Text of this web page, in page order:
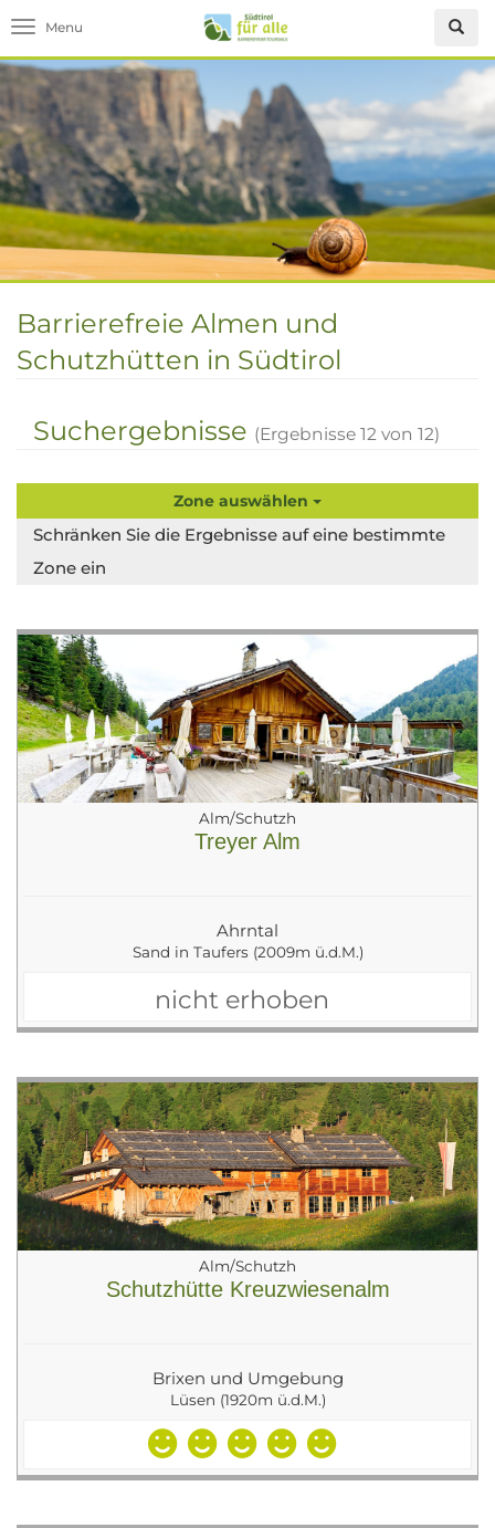
Toggle navigation
Barrierefreie Almen und
Schutzhütten in Südtirol
Suchergebnisse (Ergebnisse 12 von 12)
Zone auswählen
Schränken Sie die Ergebnisse auf eine bestimmte
Zone ein
Alm/Schutzh
Treyer Alm
Ahrntal
Sand in Taufers (2009m ü.d.M.)
nicht erhoben
Alm/Schutzh
Schutzhütte Kreuzwiesenalm
Brixen und Umgebung
Lüsen (1920m ü.d.M.)